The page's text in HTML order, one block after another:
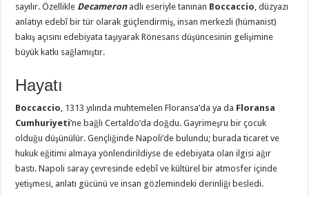
sayılır. Özellikle Decameronadlı eseriyle tanınan Boccaccio , düzyazı
anlatıyı edebî bir tür olarak güçlendirmiş, insan merkezli (hümanist)
bakış açısını edebiyata taşıyarak Rönesans düşüncesinin gelişimine
büyük katkı sağlamıştır.
Hayatı
Boccaccio , 1313 yılında muhtemelen Floransa’da ya da Floransa
Cumhuriyeti’ne bağlı Certaldo’da doğdu. Gayrimeşru bir çocuk
olduğu düşünülür. Gençliğinde Napoli’de bulundu; burada ticaret ve
hukuk eğitimi almaya yönlendirildiyse de edebiyata olan ilgisi ağır
bastı. Napoli saray çevresinde edebî ve kültürel bir atmosfer içinde
yetişmesi, anlatı gücünü ve insan gözlemindeki derinliği besledi.